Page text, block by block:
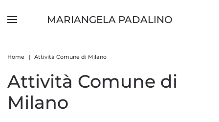
Skip to main content
MARIANGELA PADALINO
Home Attività Comune di Milano
Attività Comune di
Milano